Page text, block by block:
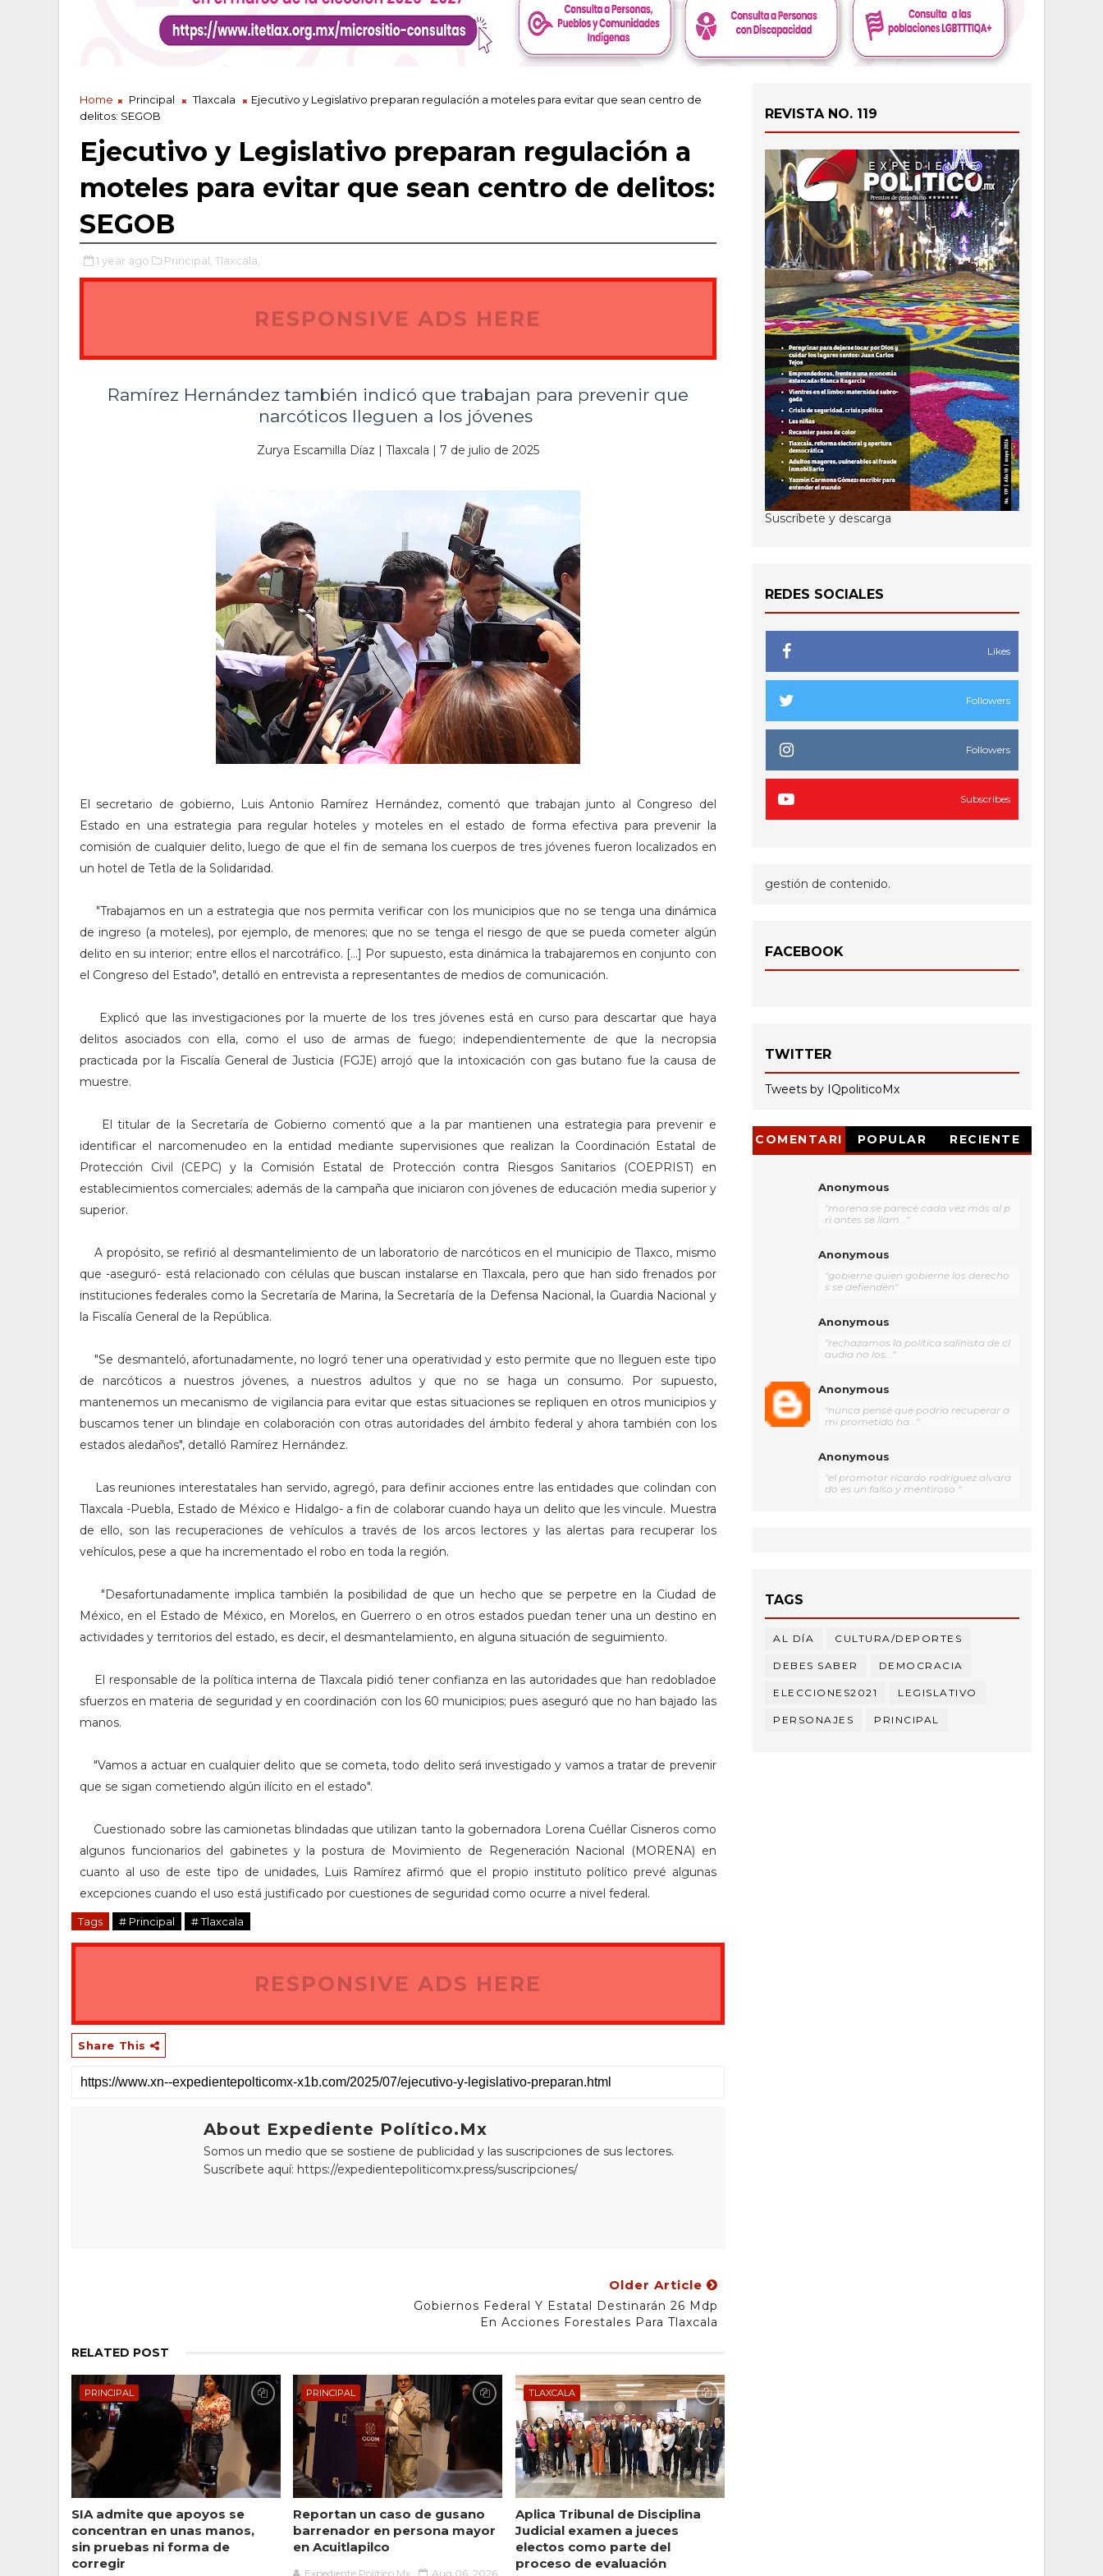
Home Principal Tlaxcala
Ejecutivo y Legislativo preparan regulación a moteles para evitar que sean centro de
delitos: SEGOB
Ejecutivo y Legislativo preparan regulación a
moteles para evitar que sean centro de delitos:
SEGOB
1 year ago Principal, Tlaxcala,
RESPONSIVE ADS HERE
Ramírez Hernández también indicó que trabajan para prevenir que
narcóticos lleguen a los jóvenes
Zurya Escamilla Díaz | Tlaxcala | 7 de julio de 2025
El secretario de gobierno, Luis Antonio Ramírez Hernández, comentó que trabajan junto al Congreso del
Estado en una estrategia para regular hoteles y moteles en el estado de forma efectiva para prevenir la
comisión de cualquier delito, luego de que el fin de semana los cuerpos de tres jóvenes fueron localizados en
un hotel de Tetla de la Solidaridad.
"Trabajamos en un a estrategia que nos permitaverificar con los municipios que no se tenga una dinámica
de ingreso (a moteles), por ejemplo, de menores; que no se tenga el riesgo de que se pueda cometer algún
delito en su interior; entre ellos el narcotráfico. [...] Por supuesto, esta dinámica la trabajaremos en conjunto con
el Congreso del Estado", detalló en entrevista a representantes de medios de comunicación.
Explicó que las investigaciones por la muerte de los tres jóvenes está en curso para descartar que haya
delitos asociados con ella, como el uso de armas de fuego; independientemente de que la necropsia
practicada por la Fiscalía General de Justicia (FGJE) arrojó que la intoxicación con gas butano fue la causa de
muestre.
El titular de la Secretaría de Gobierno comentó que a la par mantienen una estrategia para prevenir e
identificar el narcomenudeo en la entidad mediante supervisiones que realizan la Coordinación Estatal de
Protección Civil (CEPC) y la Comisión Estatal de Protección contra Riesgos Sanitarios (COEPRIST) en
establecimientos comerciales; además de la campaña que iniciaron con jóvenes de educación media superior y
superior.
A propósito, se refirió al desmantelimiento de un laboratorio de narcóticos en el municipio de Tlaxco, mismo
que -aseguró- está relacionado con células que buscan instalarse en Tlaxcala, pero que han sido frenados por
instituciones federales como la Secretaría de Marina, la Secretaría de la Defensa Nacional, la Guardia Nacional y
la Fiscalía General de la República.
"Se desmanteló, afortunadamente, no logró tener una operatividad y esto permite que no lleguen este tipo
de narcóticos a nuestros jóvenes, a nuestros adultos y que no se haga un consumo. Por supuesto,
mantenemos un mecanismo de vigilancia para evitar que estas situaciones se repliquen en otros municipios y
buscamos tener un blindaje en colaboración con otras autoridades del ámbito federal y ahora también con los
estados aledaños", detalló Ramírez Hernández.
Las reuniones interestatales han servido, agregó, para definir acciones entre las entidades que colindan con
Tlaxcala -Puebla, Estado de México e Hidalgo- a fin de colaborar cuando haya un delito que les vincule. Muestra
de ello, son las recuperaciones de vehículos a través de los arcos lectores y las alertas para recuperar los
vehículos, pese a que ha incrementado el robo en toda la región.
"Desafortunadamente implica también la posibilidad de que un hecho que se perpetre en la Ciudad de
México, en el Estado de México, en Morelos, en Guerrero o en otros estados puedan tener una un destino en
actividades y territorios del estado, es decir, el desmantelamiento, en alguna situación de seguimiento.
El responsable de la política interna de Tlaxcala pidió tener confianza en las autoridades que han redobladoe
sfuerzos en materia de seguridad y en coordinación con los 60 municipios; pues aseguró que no han bajado las
manos.
"Vamos a actuar en cualquier delito que se cometa, todo delito será investigado y vamos a tratar de prevenir
que se sigan cometiendo algún ilícito en el estado".
Cuestionado sobre las camionetas blindadas que utilizan tanto la gobernadora Lorena Cuéllar Cisneros como
algunos funcionarios del gabinetes y la postura de Movimiento de Regeneración Nacional (MORENA) en
cuanto al uso de este tipo de unidades, Luis Ramírez afirmó que el propio instituto político prevé algunas
excepciones cuando el uso está justificado por cuestiones de seguridad como ocurre a nivel federal.
Tags # Principal # Tlaxcala
RESPONSIVE ADS HERE
Share This
About Expediente Político.Mx
Somos un medio que se sostiene de publicidad y las suscripciones de sus lectores.
Suscríbete aquí: https://expedientepoliticomx.press/suscripciones/
Older Article
Gobiernos Federal Y Estatal Destinarán 26 Mdp
En Acciones Forestales Para Tlaxcala
RELATED POST
PRINCIPAL
SIA admite que apoyos se
concentran en unas manos,
sin pruebas ni forma de
corregir
PRINCIPAL
Reportan un caso de gusano
barrenador en persona mayor
en Acuitlapilco
Expediente Político.Mx Aug 06, 2026
TLAXCALA
Aplica Tribunal de Disciplina
Judicial examen a jueces
electos como parte del
proceso de evaluación
REVISTA NO. 119
Suscríbete y descarga
REDES SOCIALES
Likes
Followers
Followers
Subscribes
gestión de contenido.
FACEBOOK
TWITTER
Tweets by IQpoliticoMx
COMENTARI
POPULAR RECIENTE
Anonymous
"morena se parece cada vez más al p
ri antes se llam..."
Anonymous
"gobierne quien gobierne los derecho
s se defienden"
Anonymous
"rechazamos la política salinista de cl
audia no los..."
Anonymous
"nunca pensé que podría recuperar a
mi prometido ha..."
Anonymous
"el promotor ricardo rodríguez alvara
do es un falso y mentiroso "
TAGS
AL DÍA CULTURA/DEPORTES
DEBES SABER DEMOCRACIA
ELECCIONES2021 LEGISLATIVO
PERSONAJES PRINCIPAL